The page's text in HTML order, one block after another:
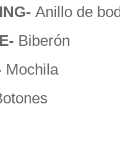
Anillo de
Biberón
Mochila